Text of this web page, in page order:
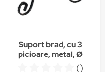
Suport brad, cu 3
picioare, metal, Ø
tulpina brad 3.8 cm,
()